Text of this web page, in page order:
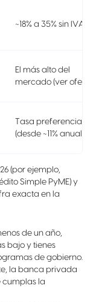
~18% a 35% sin IVA
El más alto del
mercado (ver
Tasa preferencial
(desde ~11% anual)
(por ejemplo,
Simple PyME) y
exacta en la
de un año,
bajo y tienes
de gobierno.
la banca privada
cumplas la